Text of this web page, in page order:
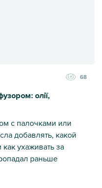
68
олії,
с палочками или
добавлять, какой
ухаживать за
раньше